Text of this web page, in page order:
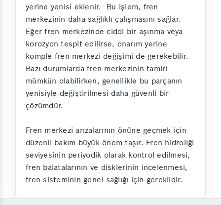
yerine yenisi eklenir. Bu işlem, fren
merkezinin daha sağlıklı çalışmasını sağlar.
Eğer fren merkezinde ciddi bir aşınma veya
korozyon tespit edilirse, onarım yerine
komple fren merkezi değişimi de gerekebilir.
Bazı durumlarda fren merkezinin tamiri
mümkün olabilirken, genellikle bu parçanın
yenisiyle değiştirilmesi daha güvenli bir
çözümdür.
Fren merkezi arızalarının önüne geçmek için
düzenli bakım büyük önem taşır. Fren hidroliği
seviyesinin periyodik olarak kontrol edilmesi,
fren balatalarının ve disklerinin incelenmesi,
fren sisteminin genel sağlığı için gereklidir.